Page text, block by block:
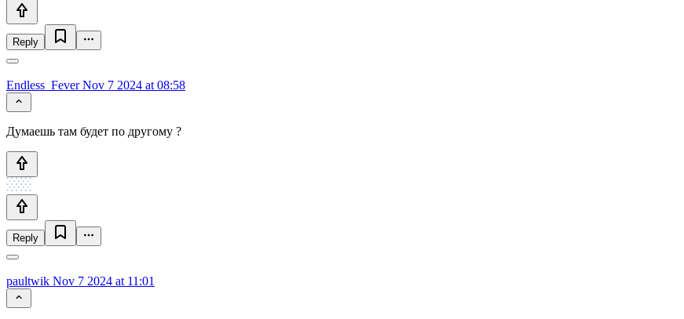
Reply
Endless_FeverNov 7 2024 at 08:58
Думаешь там будет по другому ?
Reply
paultwik Nov 7 2024 at 11:01